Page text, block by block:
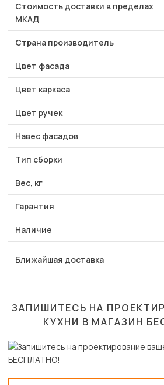
Стоимость доставки в пределах
МКАД
Страна производитель
Цвет фасада
Цвет каркаса
Цвет ручек
Навес фасадов
Тип сборки
Вес, кг
Гарантия
Наличие
Ближайшая доставка
ЗАПИШИТЕСЬ НА
КУХНИ В МАГАЗИН